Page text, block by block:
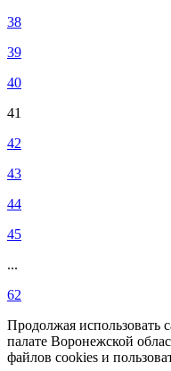
38
39
40
41
42
43
44
45
...
62
Продолжая использовать
палате Воронежской
файлов cookies и